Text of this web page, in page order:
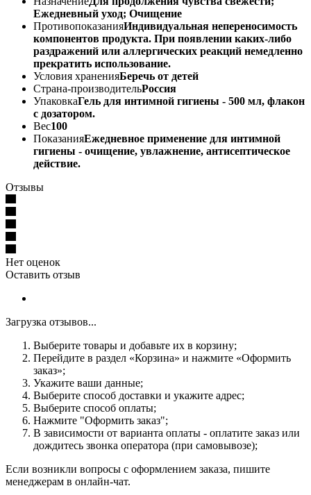
Ежедневный уход; Очищение
ПротивопоказанияИндивидуальная непереносимость
компонентов продукта. При появлении каких-либо
раздражений или аллергических реакций немедленно
прекратить использование.
Условия храненияБеречь от детей
Страна-производительРоссия
УпаковкаГель для интимной гигиены - 500 мл, флакон
с дозатором.
Вес100
ПоказанияЕжедневное применение для интимной
гигиены - очищение, увлажнение, антисептическое
действие.
Отзывы
Нет оценок
Оставить отзыв
Загрузка отзывов...
Выберите товары и добавьте их в корзину;
Перейдите в раздел «Корзина» и нажмите «Оформить
заказ»;
Укажите ваши данные;
Выберите способ доставки и укажите адрес;
Выберите способ оплаты;
Нажмите "Оформить заказ";
В зависимости от варианта оплаты - оплатите заказ или
дождитесь звонка оператора (при самовывозе);
Если возникли вопросы с оформлением заказа, пишите
менеджерам в онлайн-чат.